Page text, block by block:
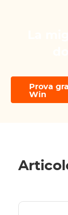
Prova
Win